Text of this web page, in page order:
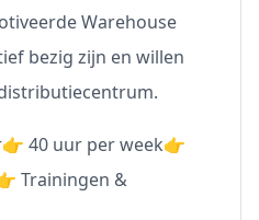
Warehouse
bezig zijn en willen
40 uur per week👉
Trainingen &